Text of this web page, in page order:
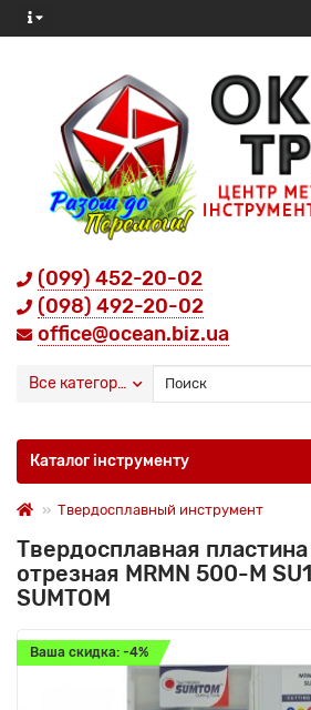
(099) 452-20-02
(098) 492-20-02
office@ocean.biz.ua
Все категории
Каталог інструменту
Твердосплавный инструмент
Твердосплавная
отрезная MRMN 500-M
SUMTOM
Ваша скидка: -4%